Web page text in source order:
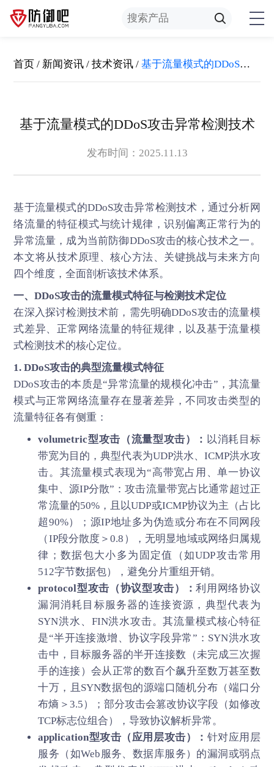
首页 / 新闻资讯 /技术资讯 /基于流量模式的DDoS攻击异常检测技术
基于流量模式的DDoS攻击异常检测技术
发布时间：2025.11.13
基于流量模式的DDoS攻击异常检测技术，通过分析网
络流量的特征模式与统计规律，识别偏离正常行为的
异常流量，成为当前防御DDoS攻击的核心技术之一。
本文将从技术原理、核心方法、关键挑战与未来方向
四个维度，全面剖析该技术体系。
一、DDoS攻击的流量模式特征与检测技术定位
在深入探讨检测技术前，需先明确DDoS攻击的流量模
式差异、正常网络流量的特征规律，以及基于流量模
式检测技术的核心定位。
1. DDoS攻击的典型流量模式特征
DDoS攻击的本质是“异常流量的规模化冲击”，其流量
模式与正常网络流量存在显著差异，不同攻击类型的
流量特征各有侧重：
volumetric型攻击（流量型攻击）： 以消耗目标
带宽为目的，典型代表为UDP洪水、ICMP洪水攻
击。其流量模式表现为“高带宽占用、单一协议
集中、源IP分散”：攻击流量带宽占比通常超过正
常流量的50%，且以UDP或ICMP协议为主（占比
超90%）；源IP地址多为伪造或分布在不同网段
（IP段分散度＞0.8），无明显地域或网络归属规
律；数据包大小多为固定值（如UDP攻击常用
512字节数据包），避免分片重组开销。
protocol型攻击（协议型攻击）：利用网络协议
漏洞消耗目标服务器的连接资源，典型代表为
SYN洪水、FIN洪水攻击。其流量模式核心特征
是“半开连接激增、协议字段异常”：SYN洪水攻
击中，目标服务器的半开连接数（未完成三次握
手的连接）会从正常的数百个飙升至数万甚至数
十万，且SYN数据包的源端口随机分布（端口分
布熵＞3.5）；部分攻击会篡改协议字段（如修改
TCP标志位组合），导致协议解析异常。
application型攻击（应用层攻击）： 针对应用层
服务（如Web服务、数据库服务）的漏洞或弱点